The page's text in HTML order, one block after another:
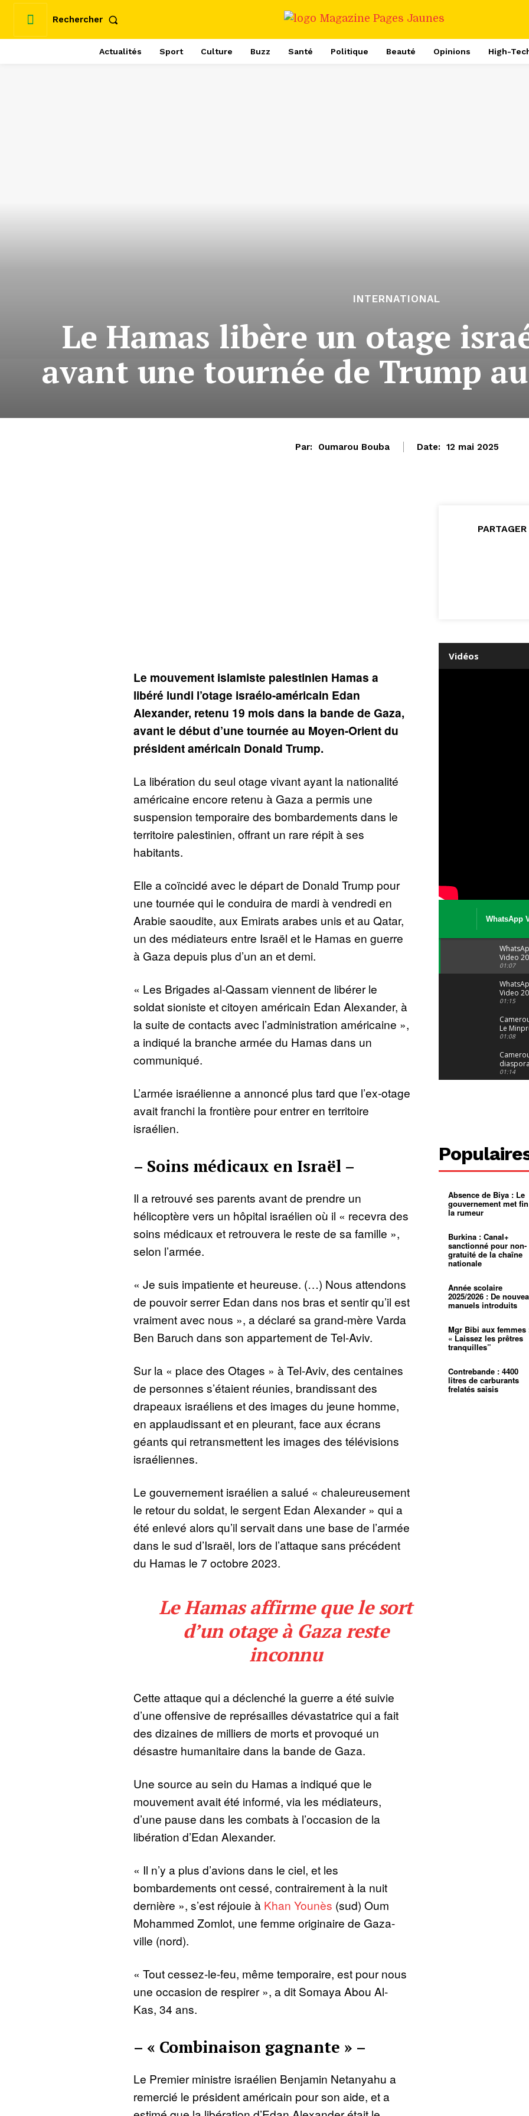
Rechercher
Actualités Sport Culture Buzz Santé Politique Beauté Opinions High-
INTERNATIONAL
Le Hamas libère un otage
avant une tournée de Trump
Par: Oumarou Bouba Date: 12 mai 2025
Le mouvement islamiste palestinien Hamas a
libéré lundi l’otage israélo-américain Edan
Alexander, retenu 19 mois dans la bande de Gaza,
avant le début d’une tournée au Moyen-Orient du
président américain Donald Trump.
La libération du seul otage vivant ayant la nationalité
américaine encore retenu à Gaza a permis une
suspension temporaire des bombardements dans le
territoire palestinien, offrant un rare répit à ses
habitants.
Elle a coïncidé avec le départ de Donald Trump pour
une tournée qui le conduira de mardi à vendredi en
Arabie saoudite, aux Emirats arabes unis et au Qatar,
un des médiateurs entre Israël et le Hamas en guerre
à Gaza depuis plus d’un an et demi.
« Les Brigades al-Qassam viennent de libérer le
soldat sioniste et citoyen américain Edan Alexander, à
la suite de contacts avec l’administration américaine »,
a indiqué la branche armée du Hamas dans un
communiqué.
L’armée israélienne a annoncé plus tard que l’ex-otage
avait franchi la frontière pour entrer en territoire
israélien.
– Soins médicaux en Israël –
Il a retrouvé ses parents avant de prendre un
hélicoptère vers un hôpital israélien où il « recevra des
soins médicaux et retrouvera le reste de sa famille »,
selon l’armée.
« Je suis impatiente et heureuse. (…) Nous attendons
de pouvoir serrer Edan dans nos bras et sentir qu’il est
vraiment avec nous », a déclaré sa grand-mère Varda
Ben Baruch dans son appartement de Tel-Aviv.
Sur la « place des Otages » à Tel-Aviv, des centaines
de personnes s’étaient réunies, brandissant des
drapeaux israéliens et des images du jeune homme,
en applaudissant et en pleurant, face aux écrans
géants qui retransmettent les images des télévisions
israéliennes.
Le gouvernement israélien a salué « chaleureusement
le retour du soldat, le sergent Edan Alexander » qui a
été enlevé alors qu’il servait dans une base de l’armée
dans le sud d’Israël, lors de l’attaque sans précédent
du Hamas le 7 octobre 2023.
Le Hamas affirme que le sort
d’un otage à Gaza reste
inconnu
Cette attaque qui a déclenché la guerre a été suivie
d’une offensive de représailles dévastatrice qui a fait
des dizaines de milliers de morts et provoqué un
désastre humanitaire dans la bande de Gaza.
Une source au sein du Hamas a indiqué que le
mouvement avait été informé, via les médiateurs,
d’une pause dans les combats à l’occasion de la
libération d’Edan Alexander.
« Il n’y a plus d’avions dans le ciel, et les
bombardements ont cessé, contrairement à la nuit
dernière », s’est réjouie à Khan Younès (sud) Oum
Mohammed Zomlot, une femme originaire de Gaza-
ville (nord).
« Tout cessez-le-feu, même temporaire, est pour nous
une occasion de respirer », a dit Somaya Abou Al-
Kas, 34 ans.
– « Combinaison gagnante » –
Le Premier ministre israélien Benjamin Netanyahu a
remercié le président américain pour son aide, et a
PARTAGER
Vidéos
WhatsApp
Video
04 at 15
01:07
Video
29 at 12
01:15
Le
alerte
jeunes
01:08
diaspora
suivra-t-
l’appel
01:14
400 000
pasteur
L’État
d’or
Croyance
spirituel
mentale
Pénurie
à
mettra-t-
01:12
Mouelle :
dernier
voyage
Absence de Biya : Le
gouvernement met
la rumeur
Burkina : Canal+
sanctionné pour non-
gratuité de la chaîne
nationale
Année scolaire
2025/2026 : De
manuels introduits
Mgr Bibi aux femmes
« Laissez les prêtres
tranquilles”
Contrebande : 4400
litres de carburants
frelatés saisis